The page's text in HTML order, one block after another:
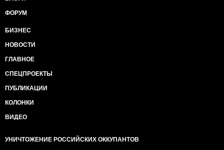
ФОРУМ
БИЗНЕС
НОВОСТИ
ГЛАВНОЕ
СПЕЦПРОЕКТЫ
ПУБЛИКАЦИИ
КОЛОНКИ
ВИДЕО
УНИЧТОЖЕНИЕ РОССИЙСКИХ ОККУПАНТОВ